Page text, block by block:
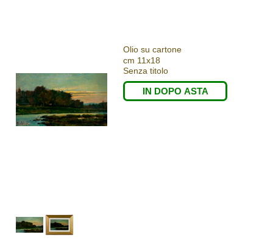
Olio su cartone
cm 11x18
Senza titolo
IN DOPO ASTA